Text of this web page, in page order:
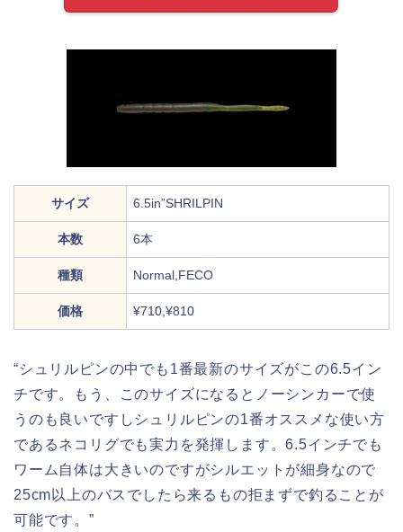
サイズ 6.5in”SHRILPIN
本数 6本
種類 Normal,FECO
価格 ¥710,¥810
“シュリルピンの中でも1番最新のサイズがこの6.5イン
チです。もう、このサイズになるとノーシンカーで使
うのも良いですしシュリルピンの1番オススメな使い方
であるネコリグでも実力を発揮します。6.5インチでも
ワーム自体は大きいのですがシルエットが細身なので
25cm以上のバスでしたら来るもの拒まずで釣ることが
可能です。”